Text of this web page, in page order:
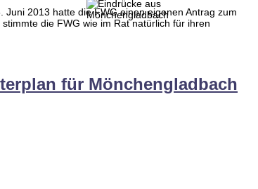
2013 hatte die FWG einen eigenen Antrag zum
die FWG wie im Rat natürlich für ihren
für Mönchengladbach